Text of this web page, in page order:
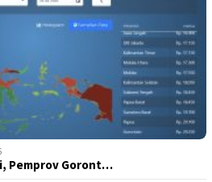
Pemprov Goront…